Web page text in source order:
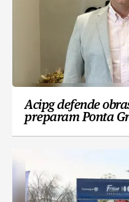
Acipg defende
preparam Ponta